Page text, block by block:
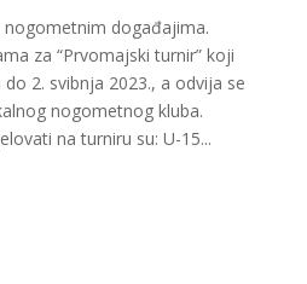
događajima.
za “Prvomajski turnir” koji
2. svibnja 2023., a odvija se
nogometnog kluba.
na turniru su: U-15...